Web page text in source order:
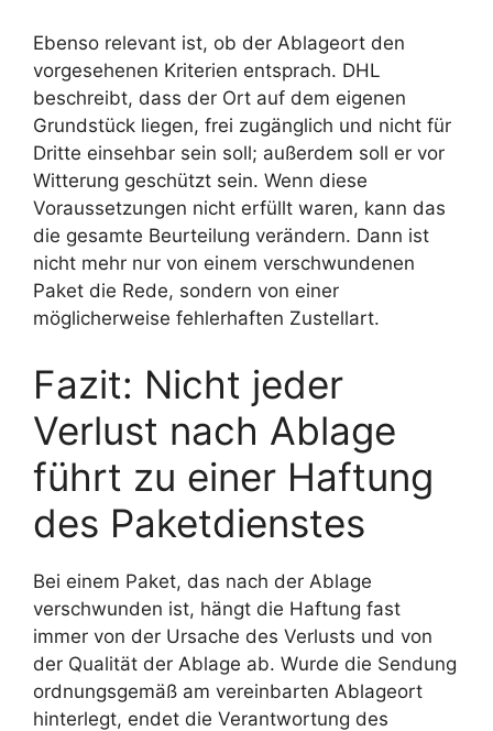
Ebenso relevant ist, ob der Ablageort den
vorgesehenen Kriterien entsprach. DHL
beschreibt, dass der Ort auf dem eigenen
Grundstück liegen, frei zugänglich und nicht für
Dritte einsehbar sein soll; außerdem soll er vor
Witterung geschützt sein. Wenn diese
Voraussetzungen nicht erfüllt waren, kann das
die gesamte Beurteilung verändern. Dann ist
nicht mehr nur von einem verschwundenen
Paket die Rede, sondern von einer
möglicherweise fehlerhaften Zustellart.
Fazit: Nicht jeder
Verlust nach Ablage
führt zu einer Haftung
des Paketdienstes
Bei einem Paket, das nach der Ablage
verschwunden ist, hängt die Haftung fast
immer von der Ursache des Verlusts und von
der Qualität der Ablage ab. Wurde die Sendung
ordnungsgemäß am vereinbarten Ablageort
hinterlegt, endet die Verantwortung des